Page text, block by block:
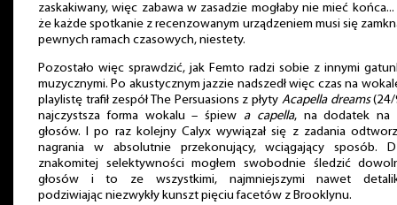
zaskakiwany, więc zabawa w zasadzie mogłaby nie mieć końca...
że każde spotkanie z recenzowanym urządzeniem musi się
pewnych ramach czasowych, niestety.
Pozostało więc sprawdzić, jak Femto radzi sobie z innymi
muzycznymi. Po akustycznym jazzie nadszedł więc czas na
playlistę trafił zespół The Persuasions z płyty Acapella dreams(24/
najczystsza forma wokalu – śpiew a capella, na dodatek na
głosów. I po raz kolejny Calyx wywiązał się z zadania
nagrania w absolutnie przekonujący, wciągający sposób.
znakomitej selektywności mogłem swobodnie śledzić
głosów i to ze wszystkimi, najmniejszymi nawet
podziwiając niezwykły kunszt pięciu facetów z Brooklynu.